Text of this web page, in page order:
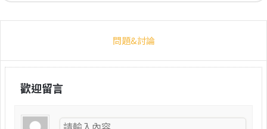
問題&討論
歡迎留言